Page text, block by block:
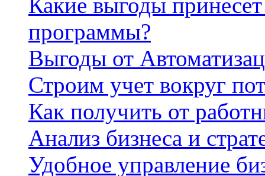
программы?
Выгоды от
Строим учет вокруг
Как получить от
Анализ бизнеса и
Удобное управление